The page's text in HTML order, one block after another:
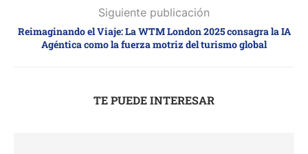
Siguiente publicación
Reimaginando el Viaje: La WTM London 2025 consagra la IA
Agéntica como la fuerza motriz del turismo global
TE PUEDE INTERESAR